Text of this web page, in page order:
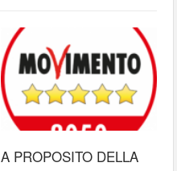
A PROPOSITO DELLA